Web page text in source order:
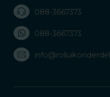
088-3667373
088-3667373